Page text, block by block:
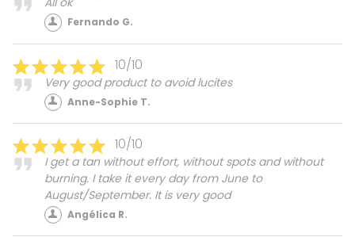
Fernando G.
10/10
Very good product to avoid lucites
Anne-Sophie T.
10/10
I get a tan without effort, without spots and without
burning. I take it every day from June to
August/September. It is very good
Angélica R.